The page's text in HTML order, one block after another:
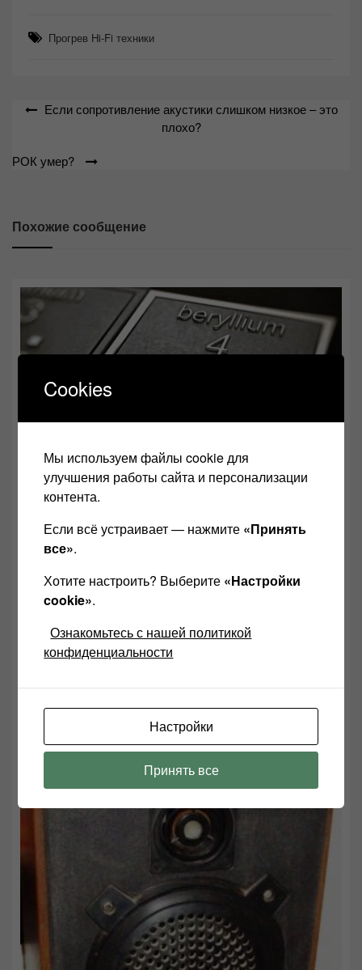
Прогрев Hi-Fi техники
Навигация
записям
Если сопротивление акустики слишком низкое – это
плохо?
РОК умер?
Похожие сообщение
Бериллий в динамиках и акустике
Cookies
Мы используем файлы cookie для
улучшения работы сайта и персонализации
контента.
Если всё устраивает — нажмите «Принять
все».
Хотите настроить? Выберите «Настройки
cookie».
Ознакомьтесь с нашей политикой
конфиденциальности
Настройки
Принять все